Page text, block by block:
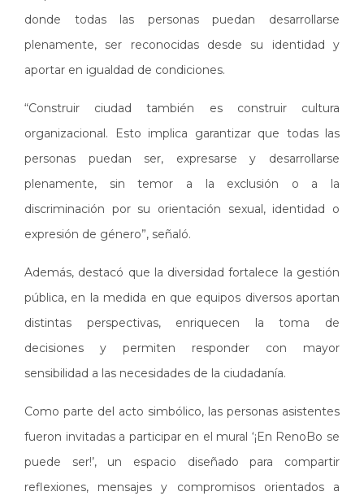
donde todas las personas puedan desarrollarse
plenamente, ser reconocidas desde su identidad y
aportar en igualdad de condiciones.
“Construir ciudad también es construir cultura
organizacional. Esto implica garantizar que todas las
personas puedan ser, expresarse y desarrollarse
plenamente, sin temor a la exclusión o a la
discriminación por su orientación sexual, identidad o
expresión de género”, señaló.
Además, destacó que la diversidad fortalece la gestión
pública, en la medida en que equipos diversos aportan
distintas perspectivas, enriquecen la toma de
decisiones y permiten responder con mayor
sensibilidad a las necesidades de la ciudadanía.
Como parte del acto simbólico, las personas asistentes
fueron invitadas a participar en el mural ‘¡En RenoBo se
puede ser!’, un espacio diseñado para compartir
reflexiones, mensajes y compromisos orientados a